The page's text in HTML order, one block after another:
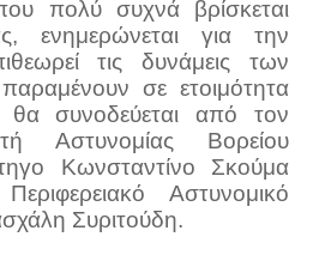
πολύ συχνά βρίσκεται
ενημερώνεται για την
τις δυνάμεις των
σε ετοιμότητα
θα συνοδεύεται από τον
Αστυνομίας Βορείου
Κωνσταντίνο Σκούμα
Αστυνομικό
Συριτούδη.